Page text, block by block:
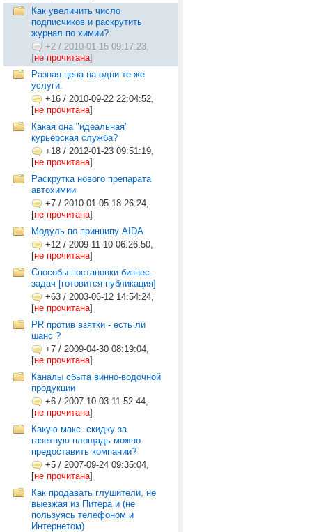
Как увеличить число
подписчиков и раскрутить
журнал по химии?
+2 / 2010-01-15 09:17:23,
[не прочитана]
Разная цена на одни те же
услуги.
+16 / 2010-09-22 22:04:52,
[не прочитана]
Какая она "идеальная"
курьерская служба?
+18 / 2012-01-23 09:51:19,
[не прочитана]
Раскрутка нового препарата
автохимии
+7 / 2010-01-05 18:26:24,
[не прочитана]
Модуль по принципу AIDA
+12 / 2009-11-10 06:26:50,
[не прочитана]
Cпособы постановки бизнес-
задач [готовится публикация]
+63 / 2003-06-12 14:54:24,
[не прочитана]
PR против взятки - есть ли
шанс ?
+7 / 2009-04-30 08:19:04,
[не прочитана]
Каналы сбыта винно-водочной
продукции
+6 / 2007-10-03 11:52:44,
[не прочитана]
Какую макс. скидку за
газетную площадь можно
предоставить компании?
+5 / 2007-09-24 09:35:04,
[не прочитана]
Как продавать глушители, не
выезжая из Питера и (не
пользуясь телефоном и
Интернетом)